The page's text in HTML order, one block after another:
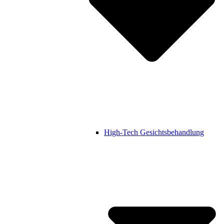
High-Tech Gesichtsbehandlung